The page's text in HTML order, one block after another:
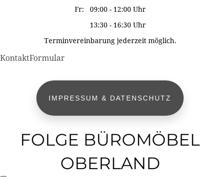
Fr: 09:00 - 12:00 Uhr
13:30 - 16:30 Uhr
Terminvereinbarung jederzeit möglich.
KontaktFormular
IMPRESSUM & DATENSCHUTZ
FOLGE BÜROMÖBEL
OBERLAND